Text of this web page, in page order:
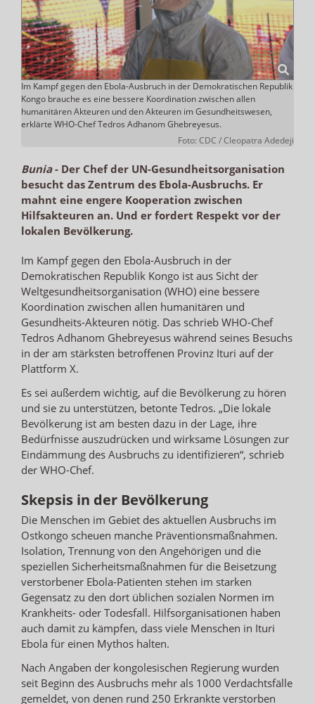
Im Kampf gegen den Ebola-Ausbruch in der Demokratischen Republik
Kongo brauche es eine bessere Koordination zwischen allen
humanitären Akteuren und den Akteuren im Gesundheitswesen,
erklärte WHO-Chef Tedros Adhanom Ghebreyesus.
Foto: CDC / Cleopatra Adedeji
Bunia- Der Chef der UN-Gesundheitsorganisation
besucht das Zentrum des Ebola-Ausbruchs. Er
mahnt eine engere Kooperation zwischen
Hilfsakteuren an. Und er fordert Respekt vor der
lokalen Bevölkerung.
Im Kampf gegen den Ebola-Ausbruch in der
Demokratischen Republik Kongo ist aus Sicht der
Weltgesundheitsorganisation (WHO) eine bessere
Koordination zwischen allen humanitären und
Gesundheits-Akteuren nötig. Das schrieb WHO-Chef
Tedros Adhanom Ghebreyesus während seines Besuchs
in der am stärksten betroffenen Provinz Ituri auf der
Plattform X.
Es sei außerdem wichtig, auf die Bevölkerung zu hören
und sie zu unterstützen, betonte Tedros. „Die lokale
Bevölkerung ist am besten dazu in der Lage, ihre
Bedürfnisse auszudrücken und wirksame Lösungen zur
Eindämmung des Ausbruchs zu identifizieren“, schrieb
der WHO-Chef.
Skepsis in der Bevölkerung
Die Menschen im Gebiet des aktuellen Ausbruchs im
Ostkongo scheuen manche Präventionsmaßnahmen.
Isolation, Trennung von den Angehörigen und die
speziellen Sicherheitsmaßnahmen für die Beisetzung
verstorbener Ebola-Patienten stehen im starken
Gegensatz zu den dort üblichen sozialen Normen im
Krankheits- oder Todesfall. Hilfsorganisationen haben
auch damit zu kämpfen, dass viele Menschen in Ituri
Ebola für einen Mythos halten.
Nach Angaben der kongolesischen Regierung wurden
seit Beginn des Ausbruchs mehr als 1000 Verdachtsfälle
gemeldet, von denen rund 250 Erkrankte verstorben